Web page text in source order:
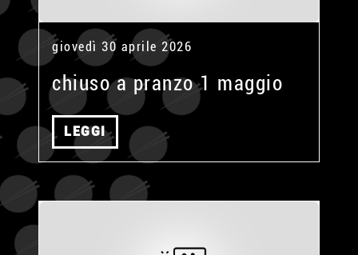
giovedì 30 aprile 2026
chiuso a pranzo 1 maggio
LEGGI